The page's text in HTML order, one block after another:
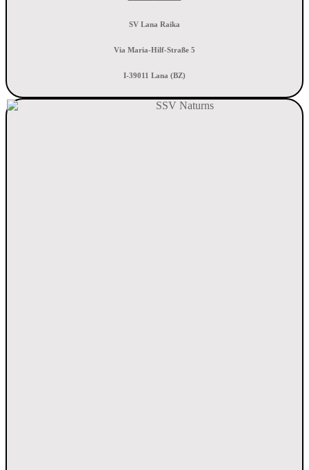
SV Lana Raika
Via Maria-Hilf-Straße 5
I-39011 Lana (BZ)